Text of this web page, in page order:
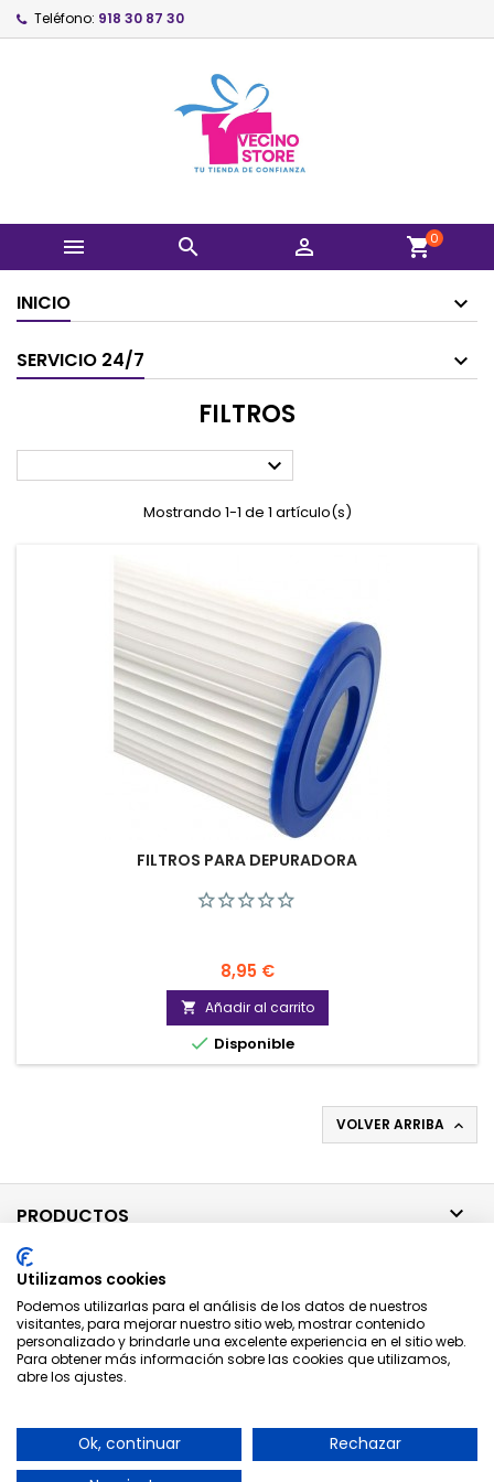
Teléfono: 918 30 87 30
   shopping_cart0
INICIO
SERVICIO 24/7
FILTROS

Mostrando 1-1 de 1 artículo(s)
FILTROS PARA DEPURADORA
Precio
8,95 €
 Añadir al carrito
 Disponible
VOLVER ARRIBA 
PRODUCTOS 
NUESTRA EMPRESA
SU CUENTA
CONTACTO
Utilizamos cookies
Podemos utilizarlas para el análisis de los datos de nuestros
visitantes, para mejorar nuestro sitio web, mostrar contenido
personalizado y brindarle una excelente experiencia en el sitio web.
Para obtener más información sobre las cookies que utilizamos,
abre los ajustes.
Ok, continuar
Rechazar